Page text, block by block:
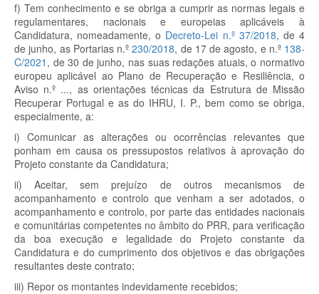
f) Tem conhecimento e se obriga a cumprir as normas legais e
regulamentares, nacionais e europeias aplicáveis à
Candidatura, nomeadamente, o Decreto-Lei n.º 37/2018, de 4
de junho, as Portarias n.º230/2018, de 17 de agosto, e n.º 138-
C/2021 , de 30 de junho, nas suas redações atuais, o normativo
europeu aplicável ao Plano de Recuperação e Resiliência, o
Aviso n.º ..., as orientações técnicas da Estrutura de Missão
Recuperar Portugal e as do IHRU, I. P., bem como se obriga,
especialmente, a:
i) Comunicar as alterações ou ocorrências relevantes que
ponham em causa os pressupostos relativos à aprovação do
Projeto constante da Candidatura;
ii) Aceitar, sem prejuízo de outros mecanismos de
acompanhamento e controlo que venham a ser adotados, o
acompanhamento e controlo, por parte das entidades nacionais
e comunitárias competentes no âmbito do PRR, para verificação
da boa execução e legalidade do Projeto constante da
Candidatura e do cumprimento dos objetivos e das obrigações
resultantes deste contrato;
iii) Repor os montantes indevidamente recebidos;